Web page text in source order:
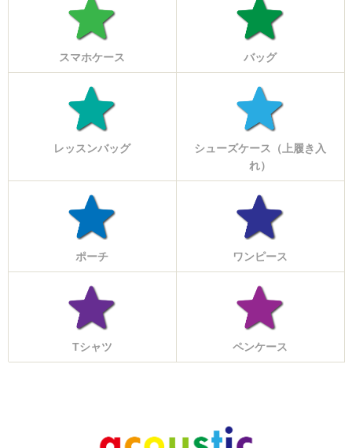
スマホケース バッグ
レッスンバッグ
シューズケース（上履き入
れ）
ポーチ ワンピース
Tシャツ ペンケース